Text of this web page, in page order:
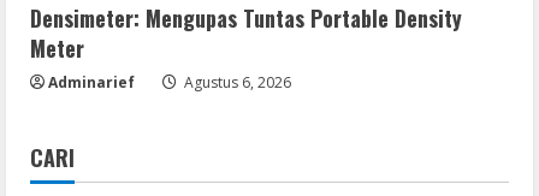
Densimeter: Mengupas Tuntas Portable Density
Meter
Adminarief Agustus 6, 2026
CARI